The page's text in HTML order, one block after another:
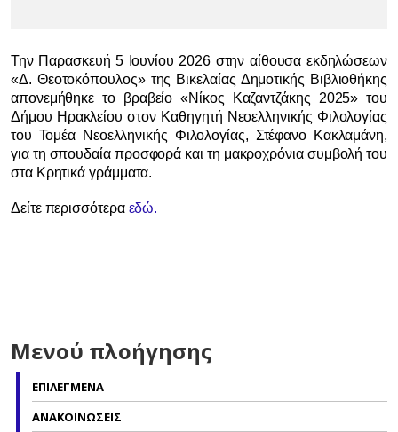
Την Παρασκευή 5 Ιουνίου 2026 στην αίθουσα εκδηλώσεων
«Δ. Θεοτοκόπουλος» της Βικελαίας Δημοτικής Βιβλιοθήκης
απονεμήθηκε το βραβείο «Νίκος Καζαντζάκης 2025» του
Δήμου Ηρακλείου στον Kαθηγητή Νεοελληνικής Φιλολογίας
του Τομέα Νεοελληνικής Φιλολογίας, Στέφανο Κακλαμάνη,
για τη σπουδαία προσφορά και τη μακροχρόνια συμβολή του
στα Κρητικά γράμματα.
Δείτε περισσότερα εδώ.
Μενού πλοήγησης
ΕΠΙΛΕΓΜΕΝΑ
ΑΝΑΚΟΙΝΩΣΕΙΣ